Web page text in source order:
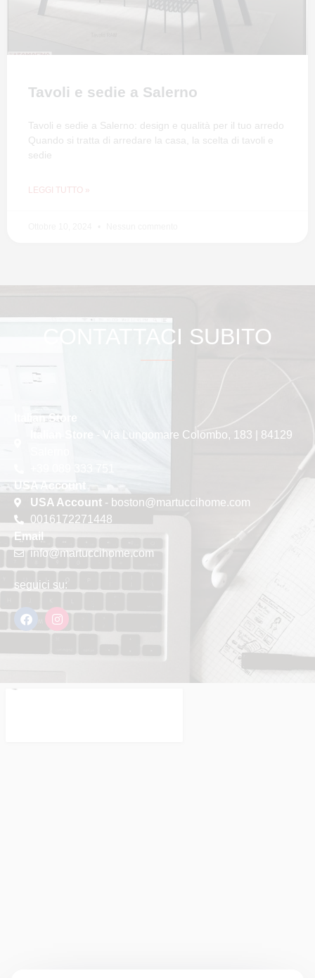
Tavoli e sedie a Salerno
Tavoli e sedie a Salerno: design e qualità per il tuo arredo
Quando si tratta di arredare la casa, la scelta di tavoli e
sedie
LEGGI TUTTO »
CONTATTACI SUBITO
Italian Store
Italian Store
- Via Lungomare Colombo, 183 | 84129
USA Account
USA Account- boston@martuccihome.com
0016172271448
Email
info@martuccihome.com
seguici su: